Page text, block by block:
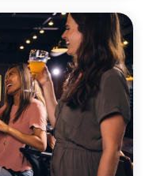
un peu folles,
et provoquer
: oser, s’amuser
Photos,
chaque mission
souvenir et
Une
pour animer
avec une galerie